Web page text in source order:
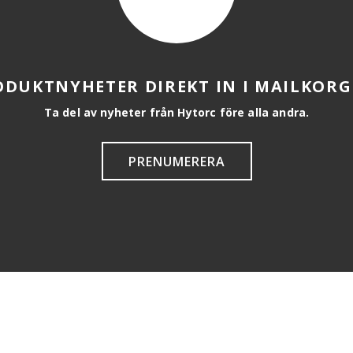
DIREKT IN I
Ta del av nyheter från Hytorc före alla andra.
PRENUMERERA